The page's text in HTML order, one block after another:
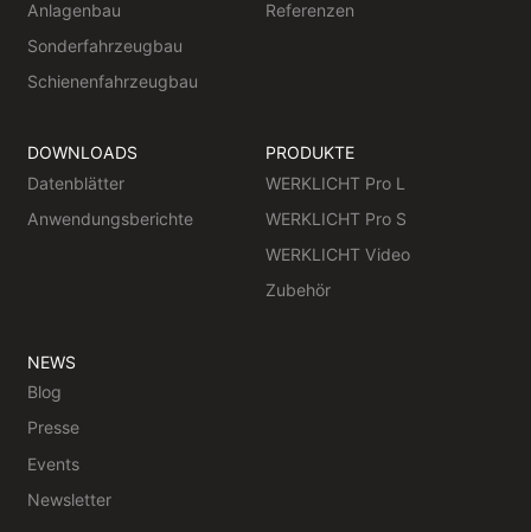
Anlagenbau
Sonderfahrzeugbau
Schienenfahrzeugbau
Referenzen
DOWNLOADS
Datenblätter
Anwendungsberichte
PRODUKTE
WERKLICHT Pro L
WERKLICHT Pro S
WERKLICHT Video
Zubehör
NEWS
Blog
Presse
Events
Newsletter